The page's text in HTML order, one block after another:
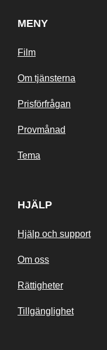
MENY
Film
Om tjänsterna
Prisförfrågan
Provmånad
Tema
HJÄLP
Hjälp och support
Om oss
Rättigheter
Tillgänglighet